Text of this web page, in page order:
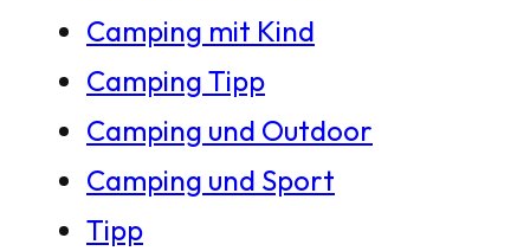
Camping mit Kind
Camping Tipp
Camping und Outdoor
Camping und Sport
Tipp